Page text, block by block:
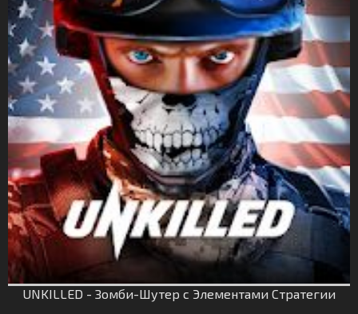
UNKILLED - Зомби-Шутер с Элементами Стратегии